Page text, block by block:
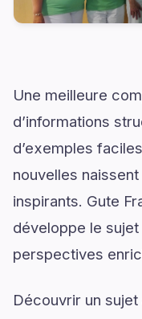
Une meilleure
d’informations
d’exemples
nouvelles
inspirants. Gute
développe le
perspectives
Découvrir un